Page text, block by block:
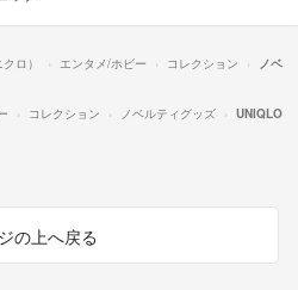
ロ） エンタメ/ホビー コレクション
ノベ
コレクション ノベルティグッズ
UNIQLO
の上へ戻る